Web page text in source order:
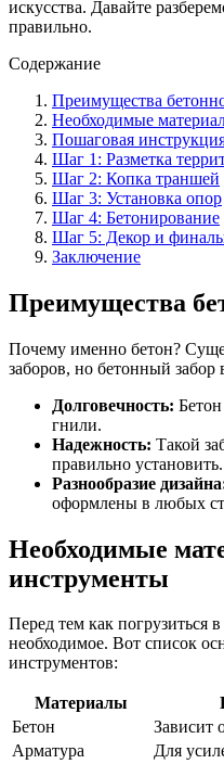
искусства. Давайте
правильно.
Содержание
Преимущества
Необходимые
Пошаговая
Шаг 1: Разметка
Шаг 2: Копка траншей
Шаг 3: Установка опор
Шаг 4: Бетонирование
Шаг 5: Декор и
Заключение
Преимущества
Почему именно бетон?
заборов, но бетонный
Долговечность:
гнили.
Надежность: Такой
правильно установить.
Разнообразие
оформлены в любых
Необходимые
инструменты
Перед тем как погрузиться
необходимое. Вот список
инструментов:
Материалы
Бетон
Зависит
Арматура
Для